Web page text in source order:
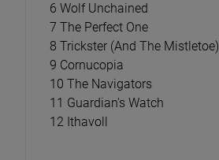
6 Wolf Unchained
7 The Perfect One
8 Trickster (And The Mistletoe)
9 Cornucopia
10 The Navigators
11 Guardian's Watch
12 Ithavoll